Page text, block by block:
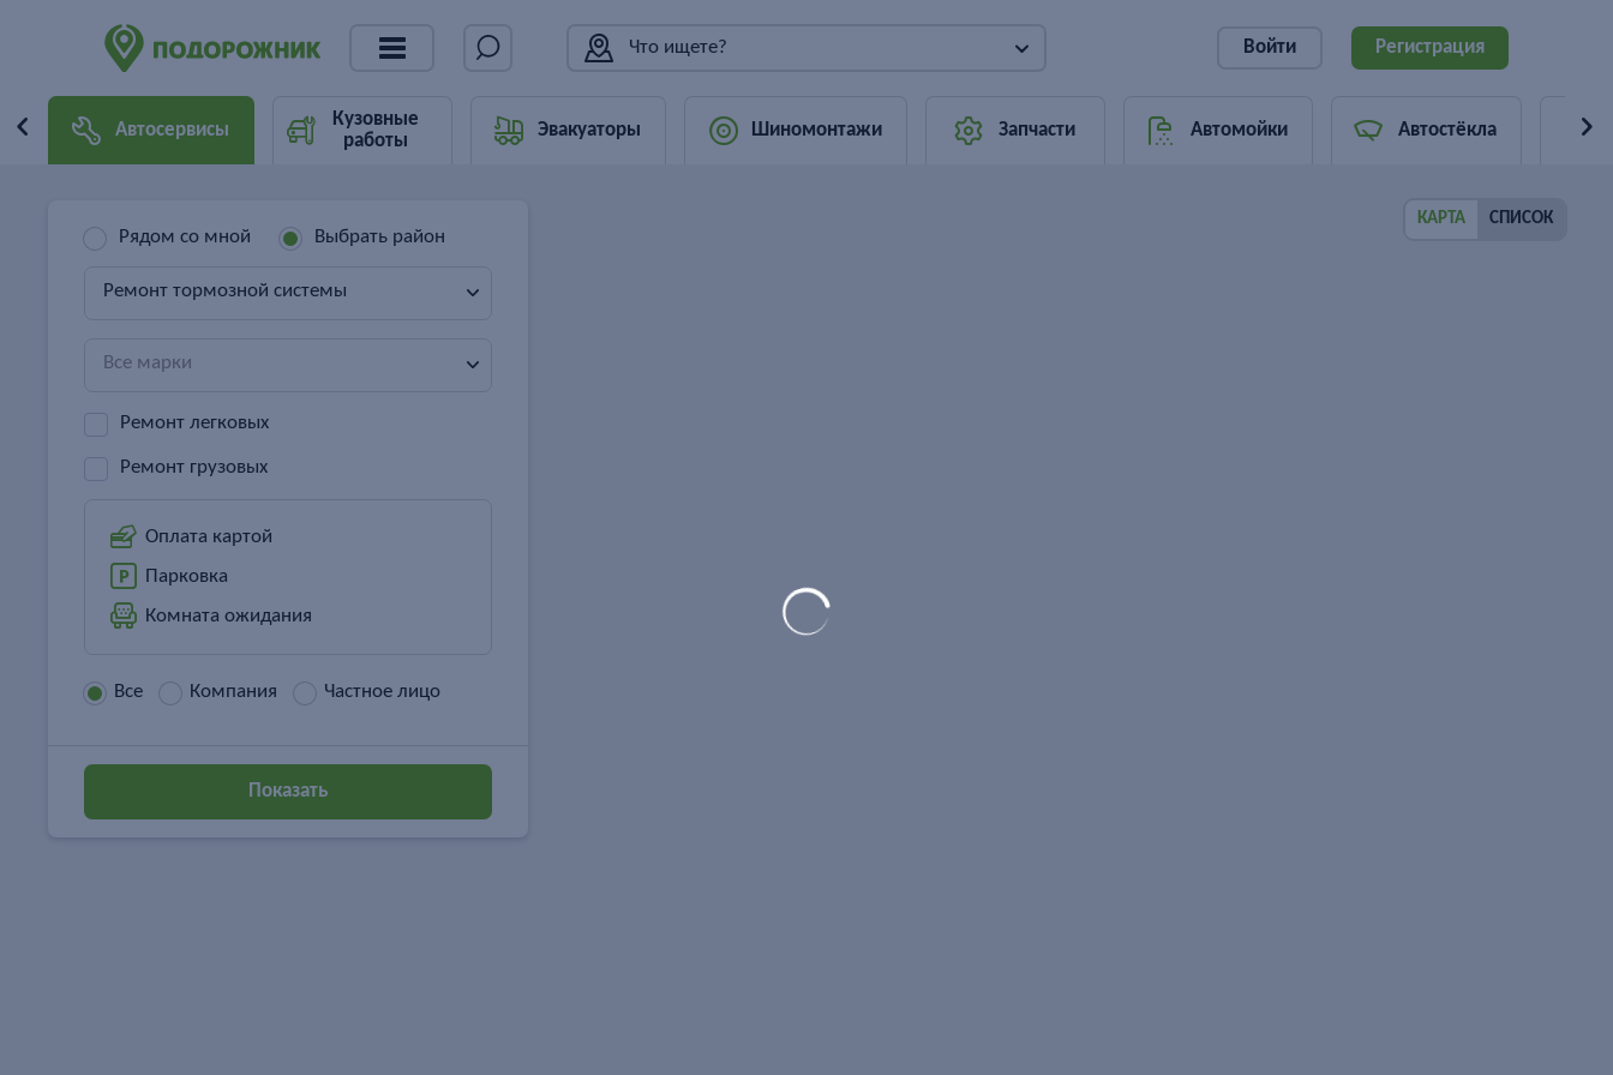
Что ищете? Войти Регистрация
Автосервисы
Кузовные
работы
Эвакуаторы Шиномонтажи Запчасти Автомойки Автостёкла
КАРТА СПИСОК
Рядом со мной Выбрать район
Ремонт тормозной системы
Все марки
Ремонт легковых
Ремонт грузовых
Оплата картой
Парковка
Комната ожидания
Все Компания Частное лицо
Показать